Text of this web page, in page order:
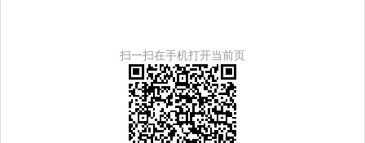
扫一扫在手机打开当前页